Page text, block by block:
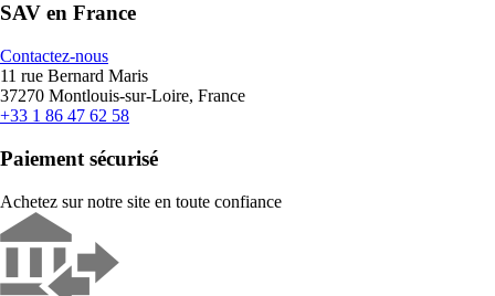
SAV en France
Contactez-nous
11 rue Bernard Maris
37270 Montlouis-sur-Loire, France
+33 1 86 47 62 58
Paiement sécurisé
Achetez sur notre site en toute confiance